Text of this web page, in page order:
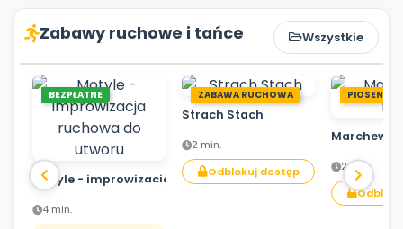
Zabawy ruchowe i tańce Wszystkie
BEZPŁATNE
Motyle - improwizacja ruchowa do utworu
4 min.
ZABAWA RUCHOWA
Strach Stach
2 min.
Odblokuj dostęp
PIOSENKA
2 min.